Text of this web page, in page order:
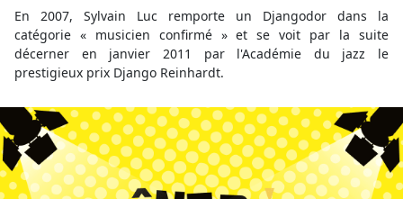
En 2007, Sylvain Luc remporte un Djangodor dans la
catégorie « musicien confirmé » et se voit par la suite
décerner en janvier 2011 par l'Académie du jazz le
prestigieux prix Django Reinhardt.